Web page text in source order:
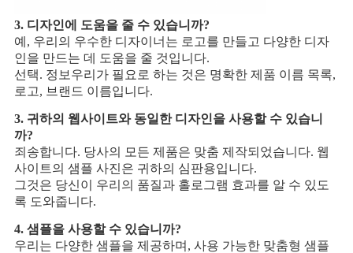
3. 디자인에 도움을 줄 수 있습니까?
예, 우리의 우수한 디자이너는 로고를 만들고 다양한 디자
인을 만드는 데 도움을 줄 것입니다.
선택. 정보 우리가 필요로 하는 것은 명확한 제품 이름 목록,
로고, 브랜드 이름입니다.
3. 귀하의 웹사이트와 동일한 디자인을 사용할 수 있습니
까?
죄송합니다. 당사의 모든 제품은 맞춤 제작되었습니다. 웹
사이트의 샘플 사진은 귀하의 심판용입니다.
그것은 당신이 우리의 품질과 홀로그램 효과를 알 수 있도
록 도와줍니다.
4. 샘플을 사용할 수 있습니까?
우리는 다양한 샘플을 제공하며, 사용 가능한 맞춤형 샘플